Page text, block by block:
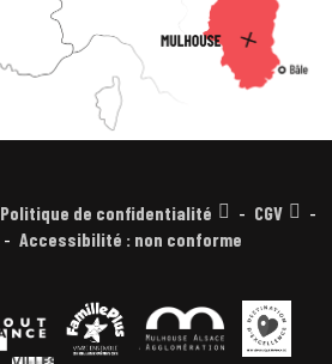
Politique de confidentialité
CGV
Accessibilité : non conforme